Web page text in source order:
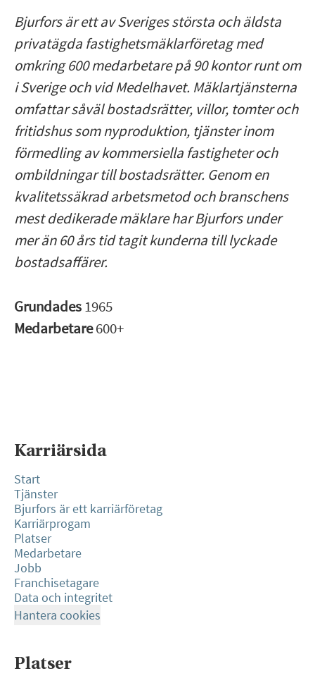
Bjurfors är ett av Sveriges största och äldsta
privatägda fastighetsmäklarföretag med
omkring 600 medarbetare på 90 kontor runt om
i Sverige och vid Medelhavet. Mäklartjänsterna
omfattar såväl bostadsrätter, villor, tomter och
fritidshus som nyproduktion, tjänster inom
förmedling av kommersiella fastigheter och
ombildningar till bostadsrätter. Genom en
kvalitetssäkrad arbetsmetod och branschens
mest dedikerade mäklare har Bjurfors under
mer än 60 års tid tagit kunderna till lyckade
bostadsaffärer.
Grundades1965
Medarbetare600+
Karriärsida
Start
Tjänster
Bjurfors är ett karriärföretag
Karriärprogam
Platser
Medarbetare
Jobb
Franchisetagare
Data och integritet
Hantera cookies
Platser